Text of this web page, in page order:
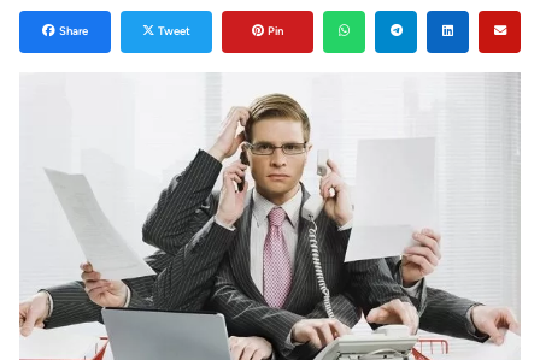
Share Tweet Pin